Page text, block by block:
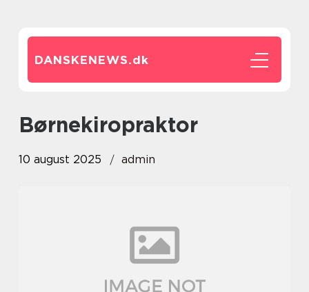
DANSKENEWS.dk
børnekiropraktor
10 august 2025 admin